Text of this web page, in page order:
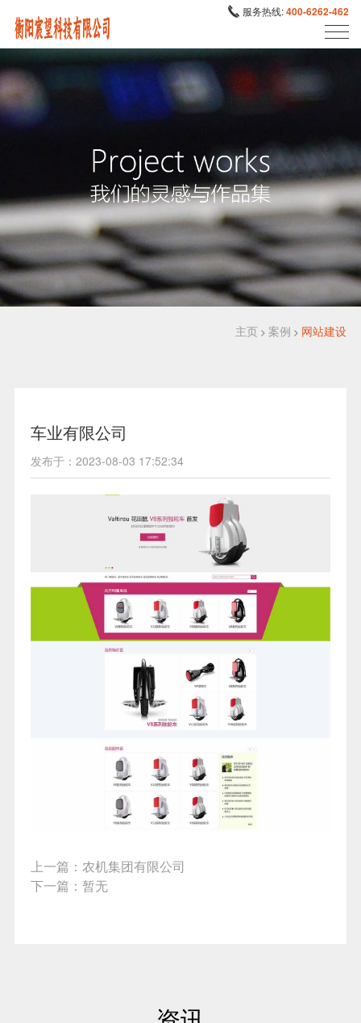
服务热线:400-6262-462
主页 >案例 > 网站建设
车业有限公司
发布于：2023-08-03 17:52:34
上一篇： 农机集团有限公司
下一篇： 暂无